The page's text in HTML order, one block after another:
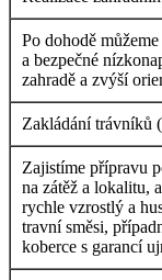
Po dohodě
a bezpečné
zahradě a zvýší
Zakládání trávníků
Zajistíme přípravu
na zátěž a lokalitu,
rychle vzrostlý a
travní směsi,
koberce s garancí